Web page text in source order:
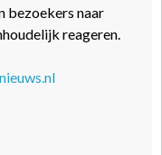
bezoekers naar
reageren.